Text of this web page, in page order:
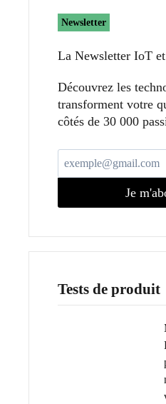
Newsletter
La Newsletter IoT
Découvrez les
transforment votre
côtés de 30 000
Je
Tests de produit